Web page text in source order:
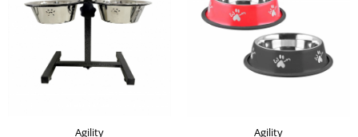
Solutii Atractante si repelente
Agility Agility